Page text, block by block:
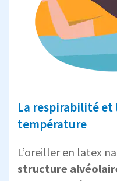
La respirabilité
température
L’oreiller en latex
structure